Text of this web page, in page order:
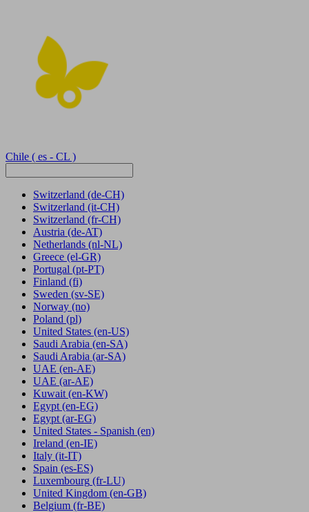
Chile ( es - CL )
Switzerland (de-CH)
Switzerland (it-CH)
Switzerland (fr-CH)
Austria (de-AT)
Netherlands (nl-NL)
Greece (el-GR)
Portugal (pt-PT)
Finland (fi)
Sweden (sv-SE)
Norway (no)
Poland (pl)
United States (en-US)
Saudi Arabia (en-SA)
Saudi Arabia (ar-SA)
UAE (en-AE)
UAE (ar-AE)
Kuwait (en-KW)
Egypt (en-EG)
Egypt (ar-EG)
United States - Spanish (en)
Ireland (en-IE)
Italy (it-IT)
Spain (es-ES)
Luxembourg (fr-LU)
United Kingdom (en-GB)
Belgium (fr-BE)